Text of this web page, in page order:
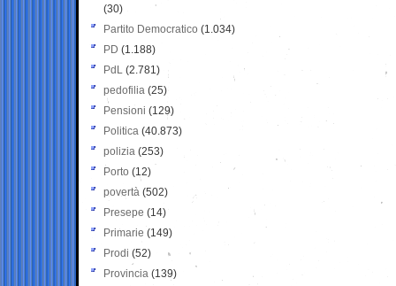
(30)
Partito Democratico (1.034)
PD (1.188)
PdL (2.781)
pedofilia (25)
Pensioni (129)
Politica (40.873)
polizia (253)
Porto (12)
povertà (502)
Presepe (14)
Primarie (149)
Prodi (52)
Provincia (139)